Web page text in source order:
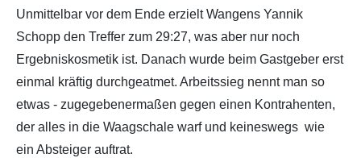
Unmittelbar vor dem Ende erzielt Wangens Yannik
Schopp den Treffer zum 29:27, was aber nur noch
Ergebniskosmetik ist. Danach wurde beim Gastgeber erst
einmal kräftig durchgeatmet. Arbeitssieg nennt man so
etwas - zugegebenermaßen gegen einen Kontrahenten,
der alles in die Waagschale warf und keineswegs wie
ein Absteiger auftrat.